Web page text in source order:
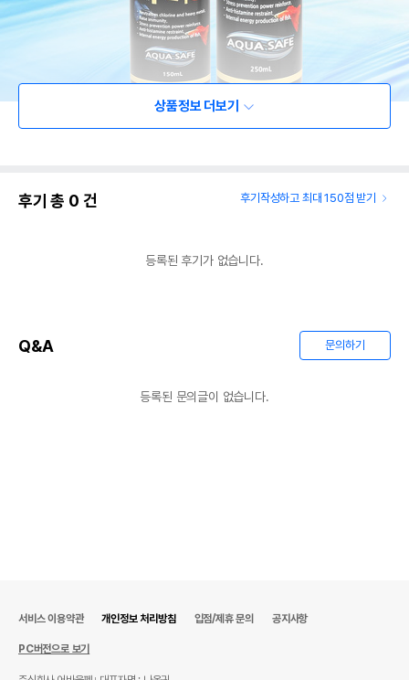
경우 그에 대한 사항
제조국 또는 원산지
상품정보 더보기
후기 총 0 건 후기작성하고 최대 150점 받기
등록된 후기가 없습니다.
Q&A 문의하기
등록된 문의글이 없습니다.
서비스 이용약관 개인정보 처리방침 입점/제휴 문의 공지사항
PC버전으로 보기